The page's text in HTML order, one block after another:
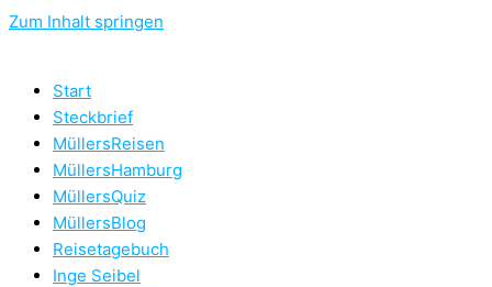
Zum Inhalt springen
Start
Steckbrief
MüllersReisen
MüllersHamburg
MüllersQuiz
MüllersBlog
Reisetagebuch
Inge Seibel